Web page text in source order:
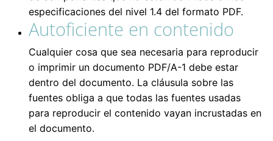
especificaciones del nivel 1.4 del formato PDF.
Autoficiente en contenido
Cualquier cosa que sea necesaria para reproducir
o imprimir un documento PDF/A-1 debe estar
dentro del documento. La cláusula sobre las
fuentes obliga a que todas las fuentes usadas
para reproducir el contenido vayan incrustadas en
el documento.